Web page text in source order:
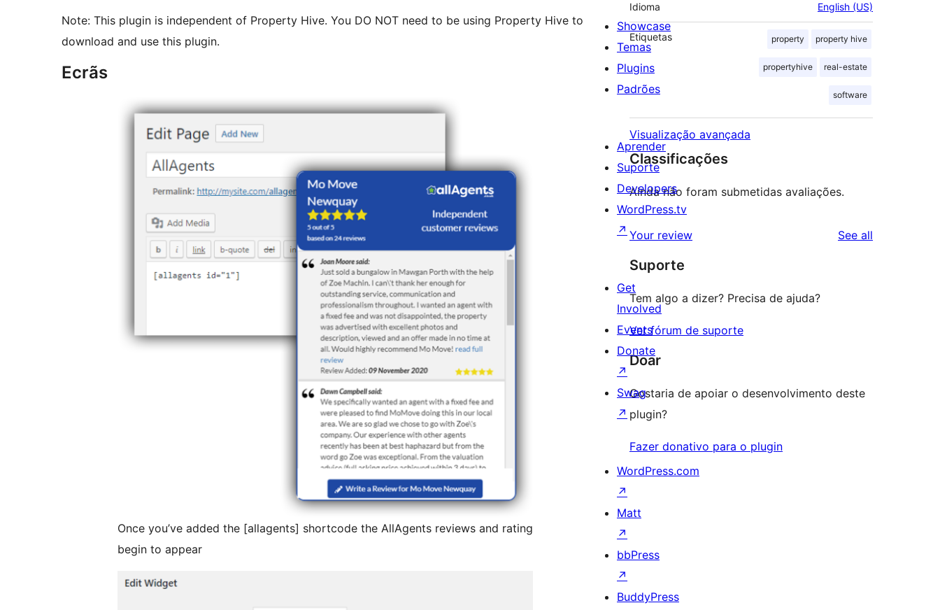
Note: This plugin is independent of Property Hive. You DO NOT need to be using Property Hive to
download and use this plugin.
Ecrãs
Once you’ve added the [allagents] shortcode the AllAgents reviews and rating
begin to appear
Idioma English (US)
Etiquetas property property hive
propertyhive real-estate
software
Visualização avançada
Classificações
Ainda não foram submetidas avaliações.
Your review See all
Suporte
Tem algo a dizer? Precisa de ajuda?
Ver fórum de suporte
Doar
Gostaria de apoiar o desenvolvimento deste
plugin?
Fazer donativo para o plugin
Showcase
Temas
Plugins
Padrões
Aprender
Suporte
Developers
WordPress.tv
↗
Get
Involved
Events
Donate
↗
Swag
↗
WordPress.com
↗
Matt
↗
bbPress
↗
BuddyPress